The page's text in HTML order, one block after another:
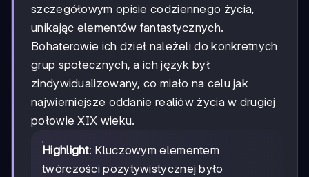
szczegółowym opisie codziennego życia,
unikając elementów fantastycznych.
Bohaterowie ich dzieł należeli do konkretnych
grup społecznych, a ich język był
zindywidualizowany, co miało na celu jak
najwierniejsze oddanie realiów życia w drugiej
połowie XIX wieku.
Highlight: Kluczowym elementem
twórczości pozytywistycznej było